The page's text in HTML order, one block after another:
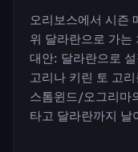
오리보스에서 시즌
위 달라란으로 가는
대안: 달라란으로
고리나 키린 토 고
스톰윈드/오그리마
타고 달라란까지 날